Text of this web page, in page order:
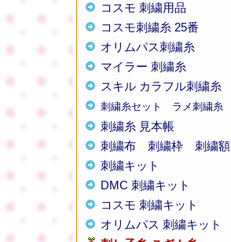
コスモ 刺繍用品
コスモ刺繍糸 25番
オリムパス刺繍糸
マイラー 刺繍糸
スキル カラフル刺繍糸
刺繍糸セット ラメ刺繍糸
刺繍糸 見本帳
刺繍布
刺繍枠
刺繍額
刺繍キット
DMC 刺繍キット
コスモ 刺繍キット
オリムパス 刺繍キット